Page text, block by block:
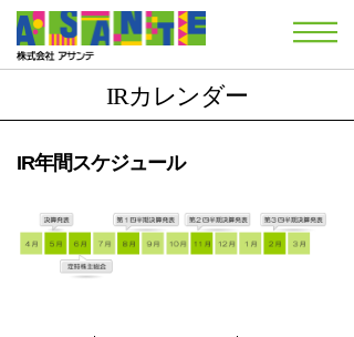
IRカレンダー
IR年間スケジュール